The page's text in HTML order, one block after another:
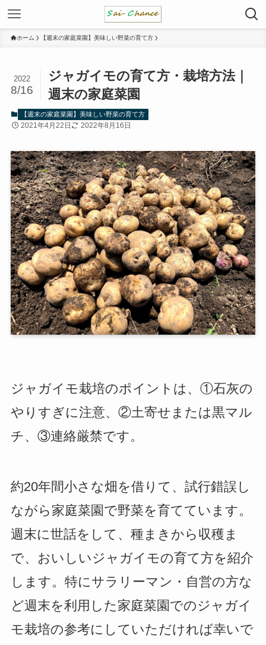
ホーム 【週末の家庭菜園】美味しい野菜の育て方
ジャガイモの育て方・栽培方法｜
週末の家庭菜園
2022
8/16
【週末の家庭菜園】美味しい野菜の育て方
2021年4月22日 2022年8月16日
ジャガイモ栽培のポイントは、①石灰の
やりすぎに注意、②土寄せまたは黒マル
チ、③連絡厳禁です。
約20年間小さな畑を借りて、試行錯誤し
ながら家庭菜園で野菜を育てています。
週末に世話をして、種まきから収穫ま
で、おいしいジャガイモの育て方を紹介
します。特にサラリーマン・自営の方な
ど週末を利用した家庭菜園でのジャガイ
モ栽培の参考にしていただければ幸いで